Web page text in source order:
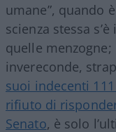
umane”, quando
scienza stessa
quelle
invereconde,
suoi indecenti
rifiuto di
Senato, è solo